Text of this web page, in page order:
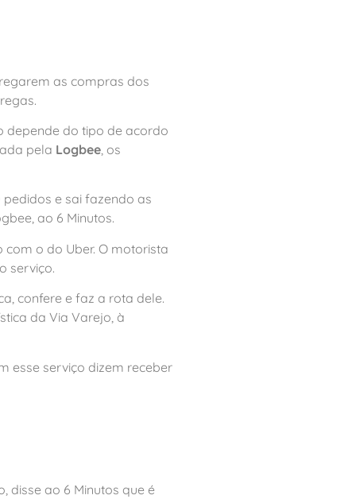
as compras dos
depende do tipo de acordo
pela Logbee , os
e sai fazendo as
ao 6 Minutos.
com o do Uber. O motorista
serviço.
confere e faz a rota dele.
da Via Varejo, à
esse serviço dizem receber
disse ao 6 Minutos que é